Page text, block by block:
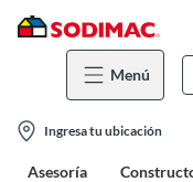
Menú
location-
icon
Ingresa tu ubicación
Asesoría